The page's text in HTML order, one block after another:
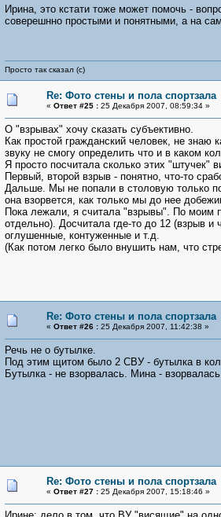
Ирина, это кстати тоже может помочь -
соверешнно простыми и понятными, а на
Просто так сказал (с)
Re: Фото стены и пола спортзала
« Ответ #25 : 25 Декабря 2007, 08:59:34 »
О "взрывах" хочу сказать субъективно.
Как простой гражданский человек, не
звуку не смогу определить что и в каком
Я просто посчитала сколько этих "штучек"
Первый, второй взрыв - понятно, что-то
Дальше. Мы не попали в столовую только
она взорвется, как только мы до нее
Пока лежали, я считала "взрывы". По моим
отдельно). Досчитала где-то до 12 (взрыв
оглушенные, контуженные и т.д.
(Как потом легко было внушить нам, что
Re: Фото стены и пола спортзала
« Ответ #26 : 25 Декабря 2007, 11:42:38 »
Речь не о бутылке.
Под этим щитом было 2 СВУ - бутылка в
Бутылка - не взорвалась. Мина - взорвалась
Re: Фото стены и пола спортзала
« Ответ #27 : 25 Декабря 2007, 15:18:46 »